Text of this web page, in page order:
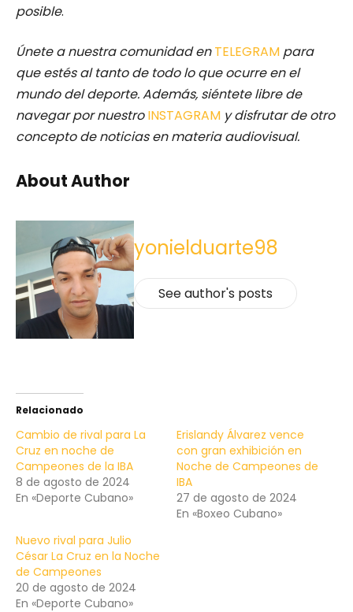
posible.
Únete a nuestra comunidad enTELEGRAM para
que estés al tanto de todo lo que ocurre en el
mundo del deporte. Además, siéntete libre de
navegar por nuestro INSTAGRAM y disfrutar de otro
concepto de noticias en materia audiovisual.
About Author
yonielduarte98
See author's posts
Relacionado
Cambio de rival para La
Cruz en noche de
Campeones de la IBA
8 de agosto de 2024
En «Deporte Cubano»
Erislandy Álvarez vence
con gran exhibición en
Noche de Campeones de
IBA
27 de agosto de 2024
En «Boxeo Cubano»
Nuevo rival para Julio
César La Cruz en la Noche
de Campeones
20 de agosto de 2024
En «Deporte Cubano»